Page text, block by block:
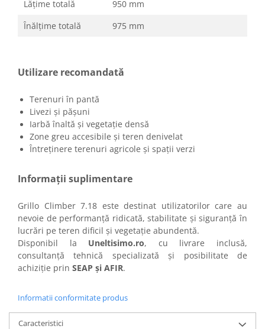
Lățime totală
950 mm
Înălțime totală
975 mm
Utilizare recomandată
Terenuri în pantă
Livezi și pășuni
Iarbă înaltă și vegetație densă
Zone greu accesibile și teren denivelat
Întreținere terenuri agricole și spații verzi
Informații suplimentare
Grillo Climber 7.18 este destinat utilizatorilor care au
nevoie de performanță ridicată, stabilitate și siguranță în
lucrări pe teren dificil și vegetație abundentă.
Disponibil la Uneltisimo.ro, cu livrare inclusă,
consultanță tehnică specializată și posibilitate de
achiziție prin SEAP și AFIR.
Informatii conformitate produs
Caracteristici